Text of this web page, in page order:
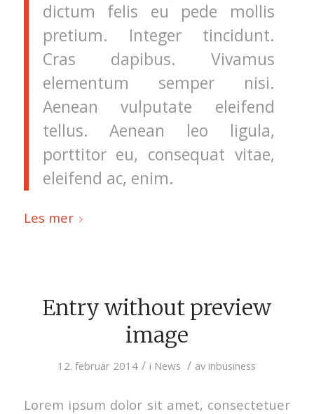
dictum felis eu pede mollis
pretium. Integer tincidunt.
Cras dapibus. Vivamus
elementum semper nisi.
Aenean vulputate eleifend
tellus. Aenean leo ligula,
porttitor eu, consequat vitae,
eleifend ac, enim.
Les mer
Entry without preview
image
12. februar 2014 / i News / av inbusiness
Lorem ipsum dolor sit amet, consectetuer